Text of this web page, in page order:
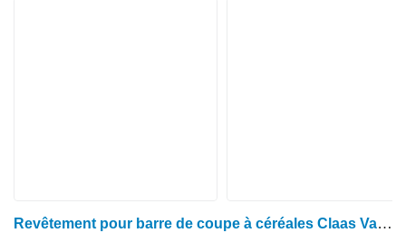
Revêtement pour barre de coupe à céréales Claas Vario V540